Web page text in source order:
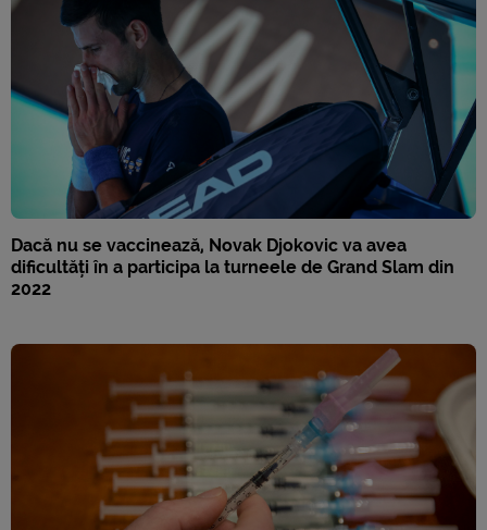
Dacă nu se vaccinează, Novak Djokovic va avea
dificultăți în a participa la turneele de Grand Slam din
2022